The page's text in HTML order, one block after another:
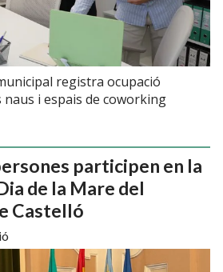
registra ocupació
naus i espais de coworking
participen en la
de la Mare del
Castelló